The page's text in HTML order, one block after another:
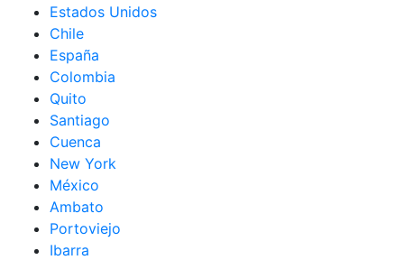
Estados Unidos
Chile
España
Colombia
Quito
Santiago
Cuenca
New York
México
Ambato
Portoviejo
Ibarra